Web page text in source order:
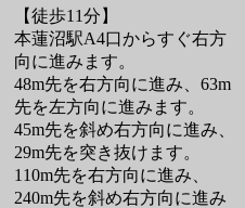
【徒歩11分】
本蓮沼駅A4口からすぐ右方
向に進みます。
48m先を右方向に進み、63m
先を左方向に進みます。
45m先を斜め右方向に進み、
29m先を突き抜けます。
110m先を右方向に進み、
240m先を斜め右方向に進み